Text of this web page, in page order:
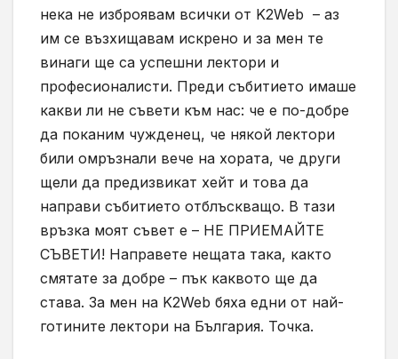
нека не изброявам всички от K2Web – аз
им се възхищавам искрено и за мен те
винаги ще са успешни лектори и
професионалисти. Преди събитието имаше
какви ли не съвети към нас: че е по-добре
да поканим чужденец, че някой лектори
били омръзнали вече на хората, че други
щели да предизвикат хейт и това да
направи събитието отблъскващо. В тази
връзка моят съвет е – НЕ ПРИЕМАЙТЕ
СЪВЕТИ! Направете нещата така, както
смятате за добре – пък каквото ще да
става. За мен на K2Web бяха едни от най-
готините лектори на България. Точка.